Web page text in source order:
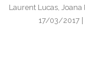
Laurent Lucas, Joana
17/03/2017